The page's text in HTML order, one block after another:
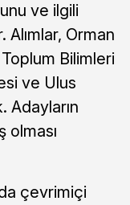
ve ilgili
Orman
Bilimleri
ve Ulus
Adayların
olması
çevrimiçi